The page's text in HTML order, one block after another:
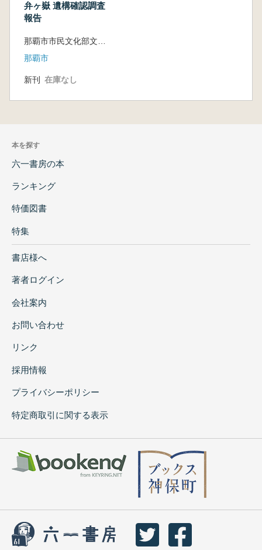
弁ヶ嶽 遺構確認調査
報告
那覇市
新刊 在庫なし
本を探す
六一書房の本
ランキング
特価図書
特集
書店様へ
著者ログイン
会社案内
お問い合わせ
リンク
採用情報
プライバシーポリシー
特定商取引に関する表示